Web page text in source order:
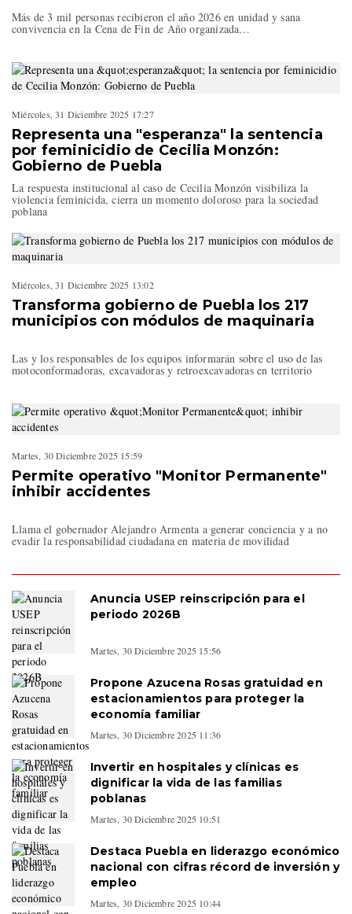
Más de 3 mil personas recibieron el año 2026 en unidad y sana
convivencia en la Cena de Fin de Año organizada…
Miércoles, 31 Diciembre 2025 17:27
Representa una "esperanza" la sentencia
por feminicidio de Cecilia Monzón:
Gobierno de Puebla
La respuesta institucional al caso de Cecilia Monzón visibiliza la
violencia feminicida, cierra un momento doloroso para la sociedad
poblana
Miércoles, 31 Diciembre 2025 13:02
Transforma gobierno de Puebla los 217
municipios con módulos de maquinaria
Las y los responsables de los equipos informarán sobre el uso de las
motoconformadoras, excavadoras y retroexcavadoras en territorio
Martes, 30 Diciembre 2025 15:59
Permite operativo "Monitor Permanente"
inhibir accidentes
Llama el gobernador Alejandro Armenta a generar conciencia y a no
evadir la responsabilidad ciudadana en materia de movilidad
Anuncia USEP reinscripción para el
periodo 2026B
Martes, 30 Diciembre 2025 15:56
Propone Azucena Rosas gratuidad en
estacionamientos para proteger la
economía familiar
Martes, 30 Diciembre 2025 11:36
Invertir en hospitales y clínicas es
dignificar la vida de las familias
poblanas
Martes, 30 Diciembre 2025 10:51
Destaca Puebla en liderazgo económico
nacional con cifras récord de inversión y
empleo
Martes, 30 Diciembre 2025 10:44